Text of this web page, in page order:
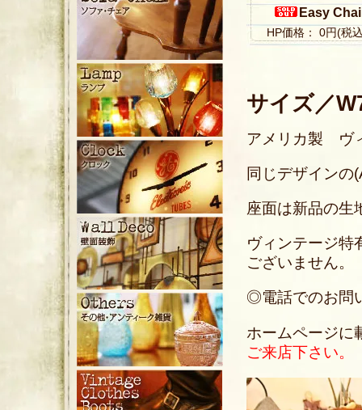
Easy
HP価格： 0円(税
サイズ／
アメリカ製 ヴ
同じデザインの
座面は新品の生
ヴィンテージ特
ございません。
◎電話でのお問
ホームページに
ご来店下さい。